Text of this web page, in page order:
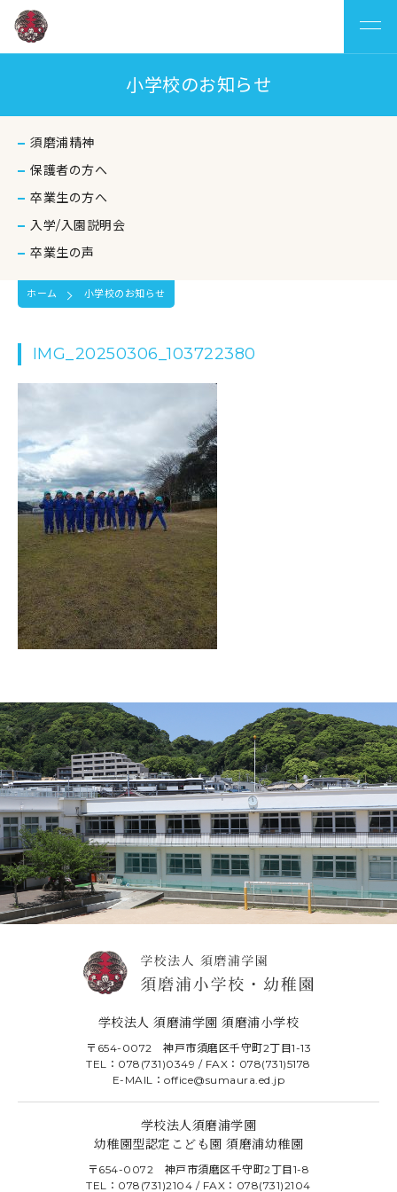
小学校のお知らせ
須磨浦精神
保護者の方へ
卒業生の方へ
入学/入園説明会
卒業生の声
ホーム 小学校のお知らせ
IMG_20250306_103722380
学校法人 須磨浦学園 須磨浦小学校
〒654-0072 神戸市須磨区千守町2丁目1-13
TEL：078(731)0349 / FAX：078(731)5178
E-MAIL：office@sumaura.ed.jp
学校法人須磨浦学園
幼稚園型認定こども園 須磨浦幼稚園
〒654-0072 神戸市須磨区千守町2丁目1-8
TEL：078(731)2104 / FAX：078(731)2104